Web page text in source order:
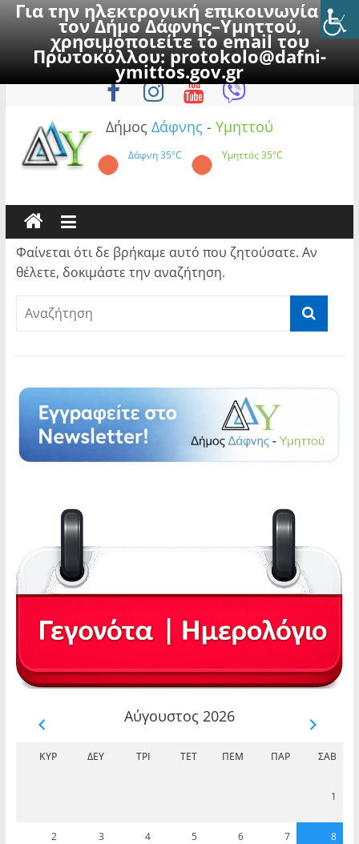
Για την ηλεκτρονική επικοινωνία με
τον Δήμο Δάφνης–Υμηττού,
χρησιμοποιείτε το email του
Πρωτοκόλλου:protokolo@dafni-
ymittos.gov.gr
to
Σάββατο, 8 Αυγούστου 2026
Δήμος Δάφνης - Υμηττού
Δάφνη35°C Υμηττός35°C
Φαίνεται ότι δε βρήκαμε αυτό που ζητούσατε. Αν
θέλετε, δοκιμάστε την αναζήτηση.
Αύγουστος 2026
ΚΥΡ ΔΕΥ ΤΡΊ ΤΕΤ ΠΈΜ ΠΑΡ ΣΆΒ
1
2 3 4 5 6 7 8